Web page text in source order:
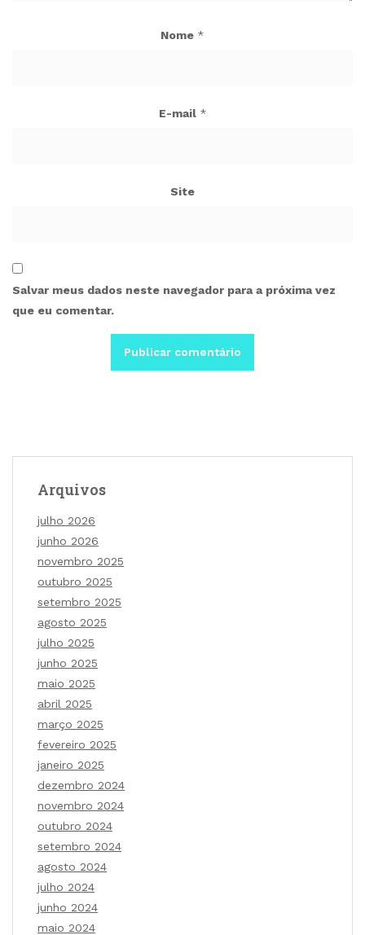
Nome *
E-mail *
Site
Salvar meus dados neste navegador para a próxima vez
que eu comentar.
Arquivos
julho 2026
junho 2026
novembro 2025
outubro 2025
setembro 2025
agosto 2025
julho 2025
junho 2025
maio 2025
abril 2025
março 2025
fevereiro 2025
janeiro 2025
dezembro 2024
novembro 2024
outubro 2024
setembro 2024
agosto 2024
julho 2024
junho 2024
maio 2024